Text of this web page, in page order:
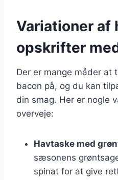
Variationer af
opskrifter
Der er mange måder at
bacon på, og du kan
din smag. Her er nogle
overveje:
Havtaske med
sæsonens
spinat for at give